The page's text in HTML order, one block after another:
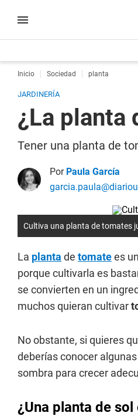
Inicio Sociedad planta
JARDINERÍA
¿La planta
Tener una planta de
Por Paula García
Cultiva una planta de tomates
La planta de tomatees
porque cultivarla es
se convierten en un
muchos quieran cultivar
No obstante, si quieres
deberías conocer
sombra para crecer
¿Una planta de